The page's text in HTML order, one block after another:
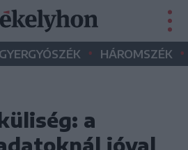
GYERGYÓSZÉK • HÁROMSZÉK •
a
jóval